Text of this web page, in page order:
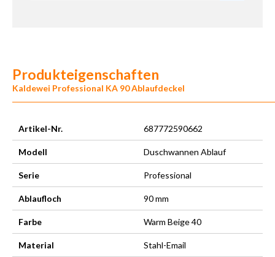
Produkteigenschaften
Kaldewei Professional KA 90 Ablaufdeckel
Artikel-Nr. 687772590662
Modell Duschwannen Ablauf
Serie Professional
Ablaufloch 90 mm
Farbe Warm Beige 40
Material Stahl-Email